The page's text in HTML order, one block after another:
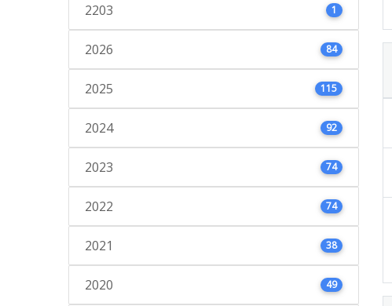
2203 1
2026 84
2025 115
2024 92
2023 74
2022 74
2021 38
2020 49